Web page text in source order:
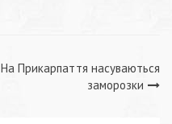
На Прикарпаття насуваються
заморозки